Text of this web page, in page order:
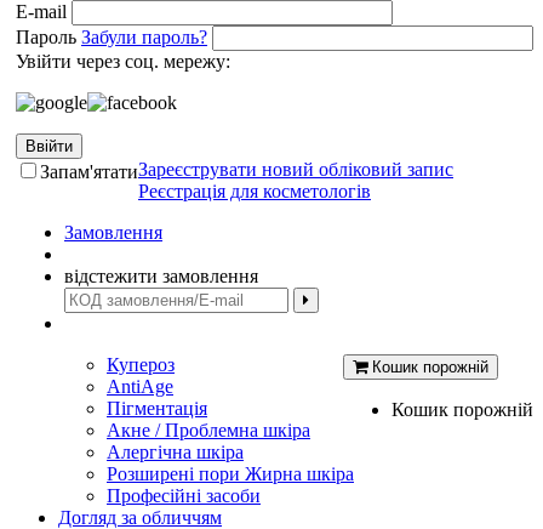
E-mail
Пароль Забули пароль?
Увійти через соц. мережу:
Ввійти
Запам'ятатиЗареєструвати новий обліковий запис
Реєстрація для косметологів
Замовлення
відстежити замовлення
Кошик порожній
Кошик порожній
Купероз
AntiAge
Пігментація
Акне / Проблемна шкіра
Алергічна шкіра
Розширені пори Жирна шкіра
Професійні засоби
Догляд за обличчям